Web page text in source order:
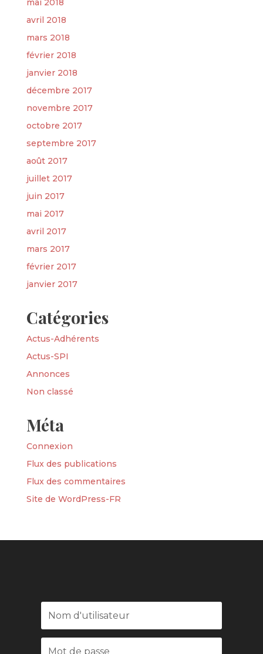
mai 2018
avril 2018
mars 2018
février 2018
janvier 2018
décembre 2017
novembre 2017
octobre 2017
septembre 2017
août 2017
juillet 2017
juin 2017
mai 2017
avril 2017
mars 2017
février 2017
janvier 2017
Catégories
Actus-Adhérents
Actus-SPI
Annonces
Non classé
Méta
Connexion
Flux des publications
Flux des commentaires
Site de WordPress-FR